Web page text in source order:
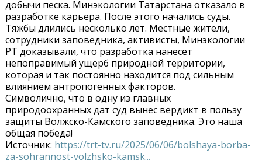
добычи песка. Минэкологии Татарстана отказало в
разработке карьера. После этого начались суды.
Тяжбы длились несколько лет. Местные жители,
сотрудники заповедника, активисты, Минэкологии
РТ доказывали, что разработка нанесет
непоправимый ущерб природной территории,
которая и так постоянно находится под сильным
влиянием антропогенных факторов.
Символично, что в одну из главных
природоохранных дат суд вынес вердикт в пользу
защиты Волжско-Камского заповедника. Это наша
общая победа!
Источник: https://trt-tv.ru/2025/06/06/bolshaya-borba-
za-sohrannost-volzhsko-kamsk...